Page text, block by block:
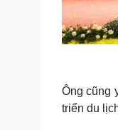
Ông cũng
triển du